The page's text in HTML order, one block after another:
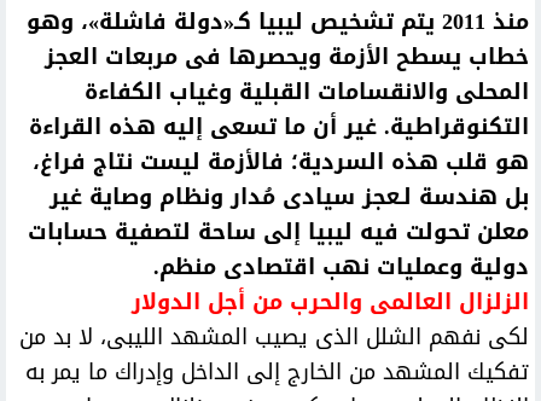
منذ 2011 يتم تشخيص ليبيا كـ«دولة فاشلة»، وهو
خطاب يسطح الأزمة ويحصرها فى مربعات العجز
المحلى والانقسامات القبلية وغياب الكفاءة
التكنوقراطية. غير أن ما تسعى إليه هذه القراءة
هو قلب هذه السردية؛ فالأزمة ليست نتاج فراغ،
بل هندسة لـعجز سيادى مُدار ونظام وصاية غير
معلن تحولت فيه ليبيا إلى ساحة لتصفية حسابات
دولية وعمليات نهب اقتصادى منظم.
الزلزال العالمى والحرب من أجل الدولار
لكى نفهم الشلل الذى يصيب المشهد الليبى، لا بد من
تفكيك المشهد من الخارج إلى الداخل وإدراك ما يمر به